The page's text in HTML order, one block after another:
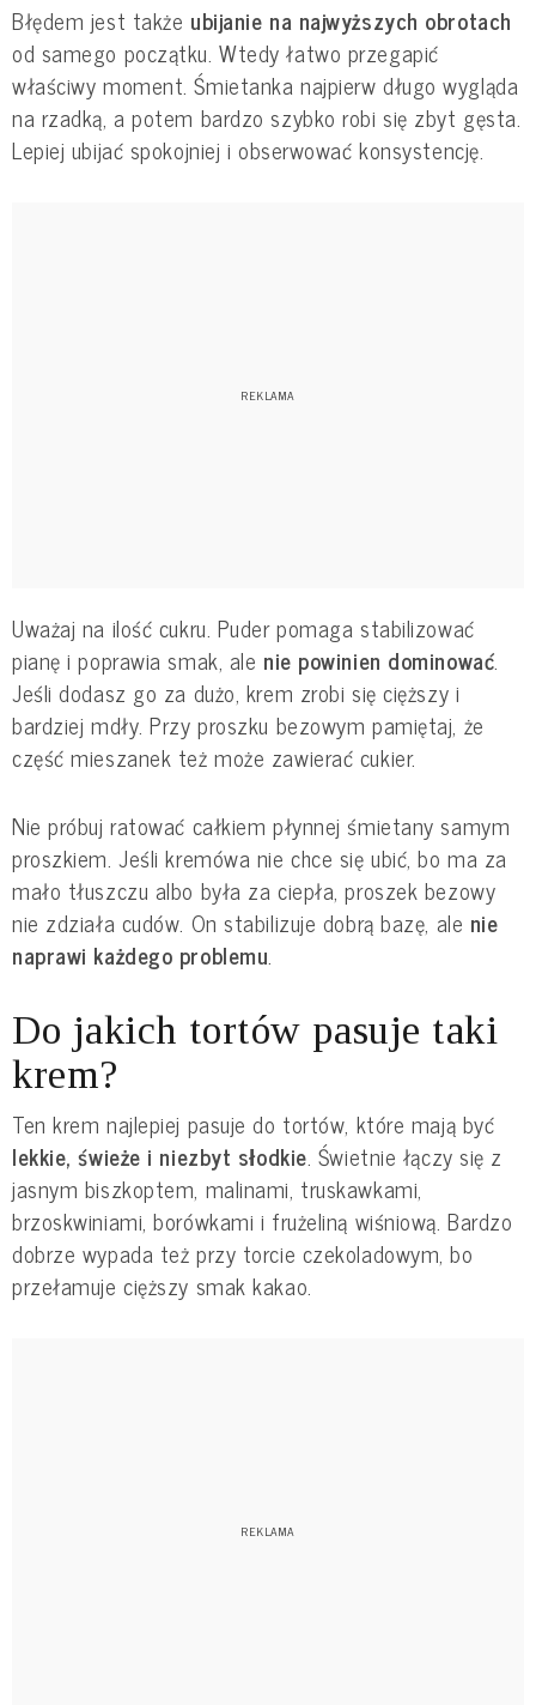
Błędem jest także ubijanie na najwyższych obrotach
od samego początku. Wtedy łatwo przegapić
właściwy moment. Śmietanka najpierw długo wygląda
na rzadką, a potem bardzo szybko robi się zbyt gęsta.
Lepiej ubijać spokojniej i obserwować konsystencję.
Uważaj na ilość cukru. Puder pomaga stabilizować
pianę i poprawia smak, ale nie powinien dominować.
Jeśli dodasz go za dużo, krem zrobi się cięższy i
bardziej mdły. Przy proszku bezowym pamiętaj, że
część mieszanek też może zawierać cukier.
Nie próbuj ratować całkiem płynnej śmietany samym
proszkiem. Jeśli kremówa nie chce się ubić, bo ma za
mało tłuszczu albo była za ciepła, proszek bezowy
nie zdziała cudów. On stabilizuje dobrą bazę, ale nie
naprawi każdego problemu.
Do jakich tortów pasuje taki
krem?
Ten krem najlepiej pasuje do tortów, które mają być
lekkie, świeże i niezbyt słodkie. Świetnie łączy się z
jasnym biszkoptem, malinami, truskawkami,
brzoskwiniami, borówkami i frużeliną wiśniową. Bardzo
dobrze wypada też przy torcie czekoladowym, bo
przełamuje cięższy smak kakao.